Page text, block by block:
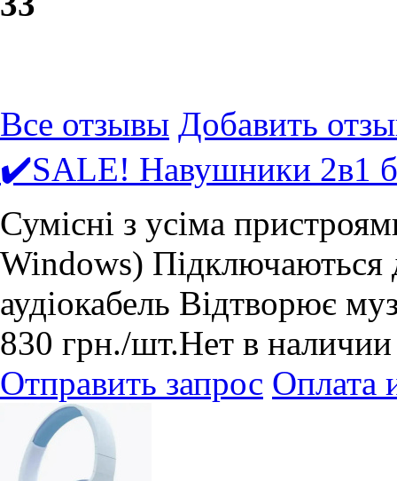
Все отзывы Добавить
✔️SALE! Навушники 2в1
Сумісні з усіма
Windows) Підключаються
аудіокабель Відтворює
830 грн./шт.Нет в наличии
Отправить запрос Оплата